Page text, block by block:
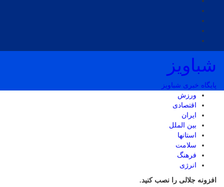
شباویز
پایگاه خبری شباویز
ورزش
اقتصادی
ایران
بین الملل
استانها
سلامت
فرهنگ
انرژی
افزونه جلالی را نصب کنید.